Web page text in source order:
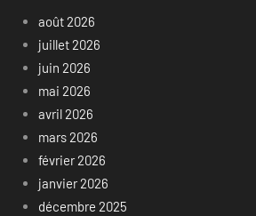
août 2026
juillet 2026
juin 2026
mai 2026
avril 2026
mars 2026
février 2026
janvier 2026
décembre 2025